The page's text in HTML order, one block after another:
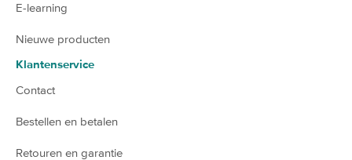
E-learning
Nieuwe producten
Klantenservice
Contact
Bestellen en betalen
Retouren en garantie